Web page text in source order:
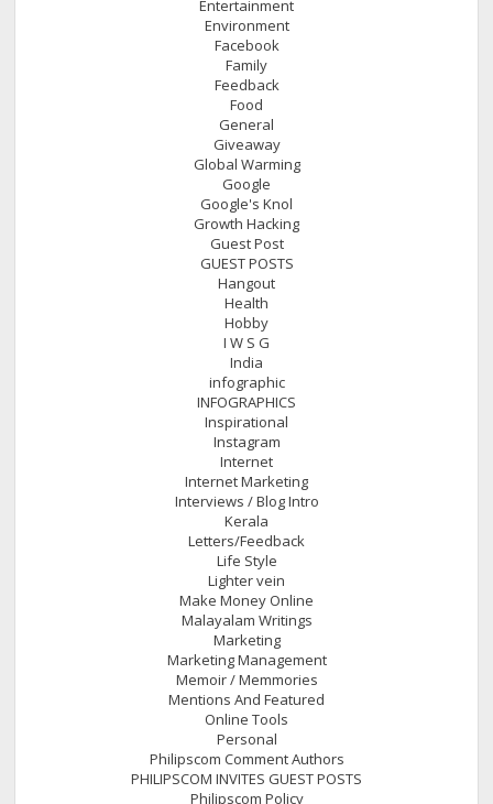
Entertainment
Environment
Facebook
Family
Feedback
Food
General
Giveaway
Global Warming
Google
Google's Knol
Growth Hacking
Guest Post
GUEST POSTS
Hangout
Health
Hobby
I W S G
India
infographic
INFOGRAPHICS
Inspirational
Instagram
Internet
Internet Marketing
Interviews / Blog Intro
Kerala
Letters/Feedback
Life Style
Lighter vein
Make Money Online
Malayalam Writings
Marketing
Marketing Management
Memoir / Memmories
Mentions And Featured
Online Tools
Personal
Philipscom Comment Authors
PHILIPSCOM INVITES GUEST POSTS
Philipscom Policy